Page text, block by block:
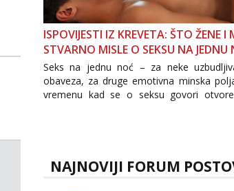
ISPOVIJESTI IZ KREVETA: ŠTO ŽENE I
STVARNO MISLE O SEKSU NA JEDNU
Seks na jednu noć – za neke
obaveza, za druge emotivna minska
vremenu kad se o seksu govori
tema „jedne noći strasti“ i dalje izaziva
NAJNOVIJI FORUM